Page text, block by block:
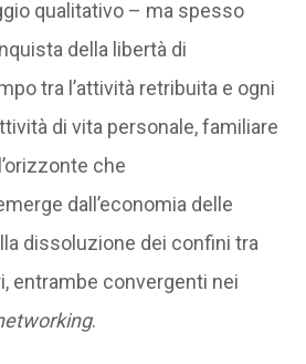
qualitativo – ma spesso
della libertà di
tra l’attività retribuita e ogni
di vita personale, familiare
che
dall’economia delle
dissoluzione dei confini tra
entrambe convergenti nei
.